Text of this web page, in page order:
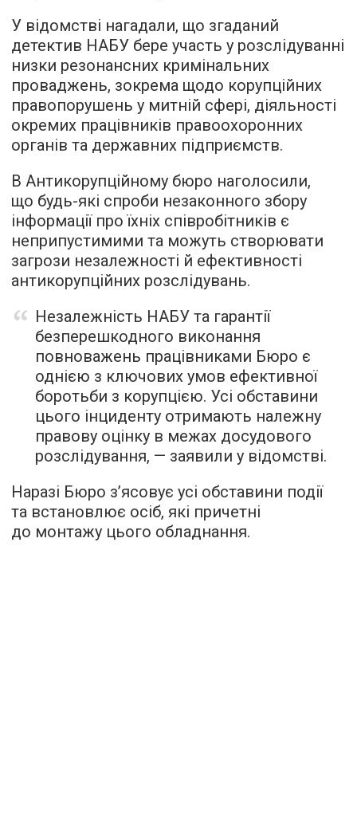
У відомстві нагадали, що згаданий
детектив НАБУ бере участь у розслідуванні
низки резонансних кримінальних
проваджень, зокрема щодо корупційних
правопорушень у митній сфері, діяльності
окремих працівників правоохоронних
органів та державних підприємств.
В Антикорупційному бюро наголосили,
що будь-які спроби незаконного збору
інформації про їхніх співробітників є
неприпустимими та можуть створювати
загрози незалежності й ефективності
антикорупційних розслідувань.
Незалежність НАБУ та гарантії
безперешкодного виконання
повноважень працівниками Бюро є
однією з ключових умов ефективної
боротьби з корупцією. Усі обставини
цього інциденту отримають належну
правову оцінку в межах досудового
розслідування, — заявили у відомстві.
Наразі Бюро з’ясовує усі обставини події
та встановлює осіб, які причетні
до монтажу цього обладнання.